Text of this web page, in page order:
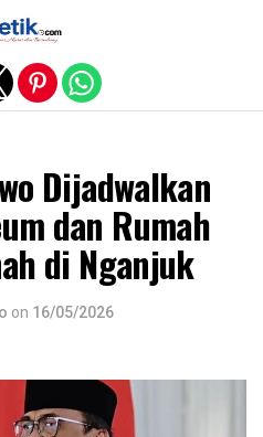
Dijadwalkan
dan Rumah
di Nganjuk
on 16/05/2026
version